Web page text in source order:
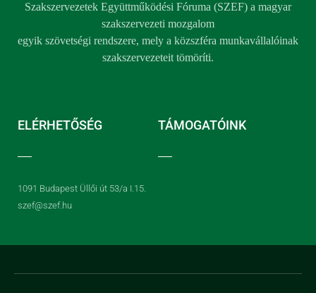
Szakszervezetek Együttműködési Fóruma (SZEF) a magyar
szakszervezeti mozgalom
egyik szövetségi rendszere, mely a közszféra munkavállalóinak
szakszervezeteit tömöríti.
ELÉRHETŐSÉG
1091 Budapest Üllői út 53/a I.15.
szef@szef.hu
TÁMOGATÓINK